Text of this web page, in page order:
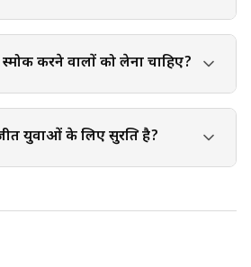
करने वालों को लेना चाहिए?
युवाओं के लिए सुरक्षित है?